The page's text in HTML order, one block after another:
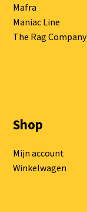
Mafra
Maniac Line
The Rag Company
Shop
Mijn account
Winkelwagen